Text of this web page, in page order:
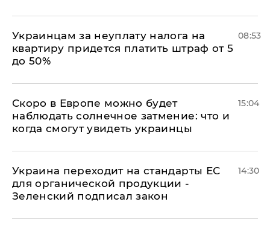
Украинцам за неуплату налога на
квартиру придется платить штраф от 5
до 50%
08:53
Скоро в Европе можно будет
наблюдать солнечное затмение: что и
когда смогут увидеть украинцы
15:04
Украина переходит на стандарты ЕС
для органической продукции -
Зеленский подписал закон
14:30